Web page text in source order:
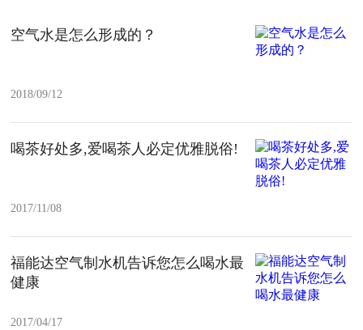
空气水是怎么形成的？
2018/09/12
喝茶好处多,爱喝茶人必定优雅脱俗!
2017/11/08
福能达空气制水机告诉您怎么喝水最
健康
2017/04/17